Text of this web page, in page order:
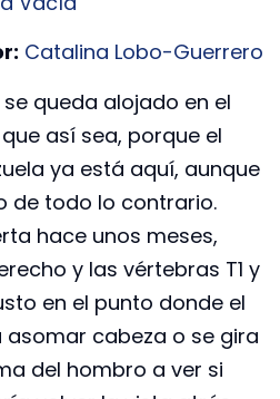
Catalina Lobo-Guerrero
queda alojado en el
así sea, porque el
ya está aquí, aunque
de todo lo contrario.
hace unos meses,
y las vértebras T1 y
en el punto donde el
cabeza o se gira
del hombro a ver si